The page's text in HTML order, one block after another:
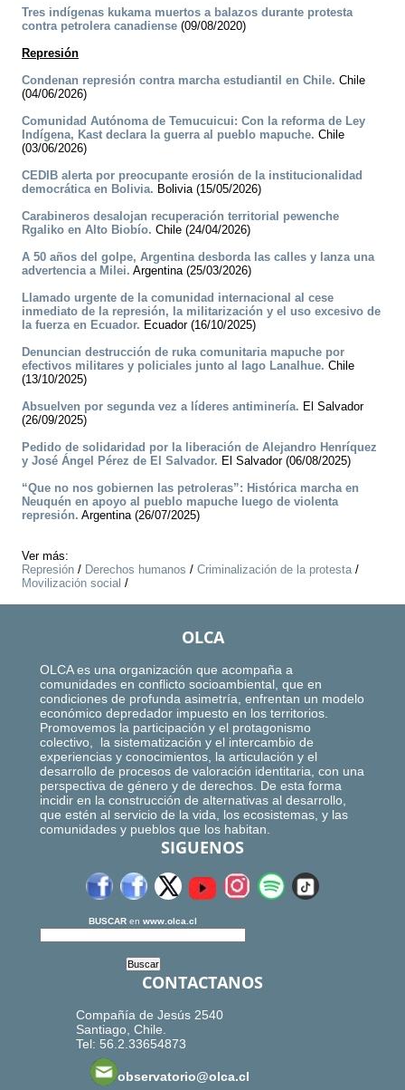
Tres indígenas kukama muertos a balazos durante protesta
contra petrolera canadiense (09/08/2020)
Represión
Condenan represión contra marcha estudiantil en Chile. Chile
(04/06/2026)
Comunidad Autónoma de Temucuicui: Con la reforma de Ley
Indígena, Kast declara la guerra al pueblo mapuche. Chile
(03/06/2026)
CEDIB alerta por preocupante erosión de la institucionalidad
democrática en Bolivia. Bolivia (15/05/2026)
Carabineros desalojan recuperación territorial pewenche
Rgaliko en Alto Biobío. Chile (24/04/2026)
A 50 años del golpe, Argentina desborda las calles y lanza una
advertencia a Milei. Argentina (25/03/2026)
Llamado urgente de la comunidad internacional al cese
inmediato de la represión, la militarización y el uso excesivo de
la fuerza en Ecuador. Ecuador (16/10/2025)
Denuncian destrucción de ruka comunitaria mapuche por
efectivos militares y policiales junto al lago Lanalhue. Chile
(13/10/2025)
Absuelven por segunda vez a líderes antiminería. El Salvador
(26/09/2025)
Pedido de solidaridad por la liberación de Alejandro Henríquez
y José Ángel Pérez de El Salvador. El Salvador (06/08/2025)
“Que no nos gobiernen las petroleras”: Histórica marcha en
Neuquén en apoyo al pueblo mapuche luego de violenta
represión. Argentina (26/07/2025)
Ver más:
Represión / Derechos humanos / Criminalización de la protesta/
Movilización social /
OLCA
OLCA es una organización que acompaña a
comunidades en conflicto socioambiental, que en
condiciones de profunda asimetría, enfrentan un modelo
económico depredador impuesto en los territorios.
Promovemos la participación y el protagonismo
colectivo, la sistematización y el intercambio de
experiencias y conocimientos, la articulación y el
desarrollo de procesos de valoración identitaria, con una
perspectiva de género y de derechos. De esta forma
incidir en la construcción de alternativas al desarrollo,
que estén al servicio de la vida, los ecosistemas, y las
comunidades y pueblos que los habitan.
SIGUENOS
BUSCAR en www.olca.cl
CONTACTANOS
Compañía de Jesús 2540
Santiago, Chile.
Tel: 56.2.33654873
observatorio@olca.cl